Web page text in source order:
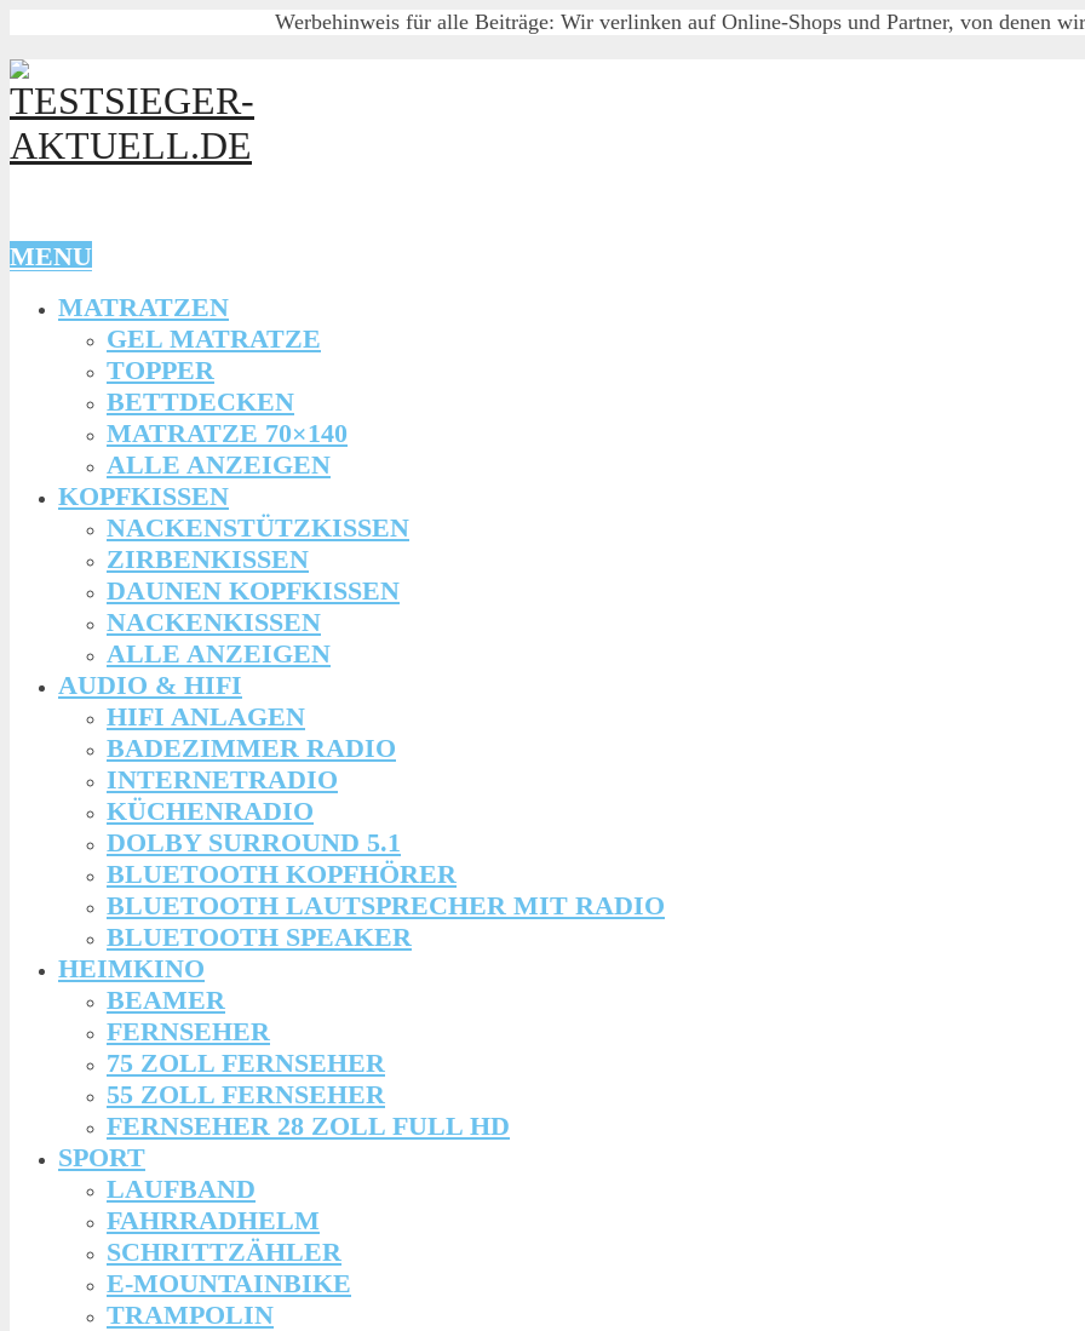
Werbehinweis für alle Beiträge: Wir verlinken auf Online-Shops und Partner, von denen
MENU
MATRATZEN
GEL MATRATZE
TOPPER
BETTDECKEN
MATRATZE 70×140
ALLE ANZEIGEN
KOPFKISSEN
NACKENSTÜTZKISSEN
ZIRBENKISSEN
DAUNEN KOPFKISSEN
NACKENKISSEN
ALLE ANZEIGEN
AUDIO & HIFI
HIFI ANLAGEN
BADEZIMMER RADIO
INTERNETRADIO
KÜCHENRADIO
DOLBY SURROUND 5.1
BLUETOOTH KOPFHÖRER
BLUETOOTH LAUTSPRECHER MIT RADIO
BLUETOOTH SPEAKER
HEIMKINO
BEAMER
FERNSEHER
75 ZOLL FERNSEHER
55 ZOLL FERNSEHER
FERNSEHER 28 ZOLL FULL HD
SPORT
LAUFBAND
FAHRRADHELM
SCHRITTZÄHLER
E-MOUNTAINBIKE
TRAMPOLIN